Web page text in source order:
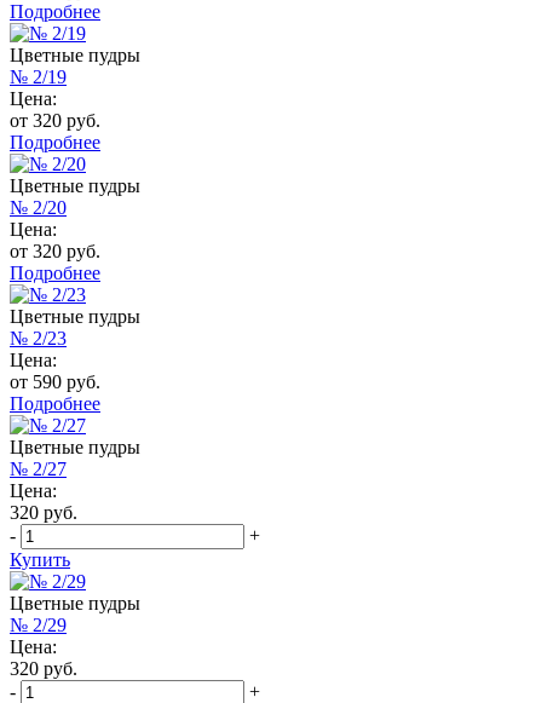
Подробнее
Цветные пудры
№ 2/19
Цена:
от 320 руб.
Подробнее
Цветные пудры
№ 2/20
Цена:
от 320 руб.
Подробнее
Цветные пудры
№ 2/23
Цена:
от 590 руб.
Подробнее
Цветные пудры
№ 2/27
Цена:
320 руб.
-
+
Купить
Цветные пудры
№ 2/29
Цена:
320 руб.
-
+